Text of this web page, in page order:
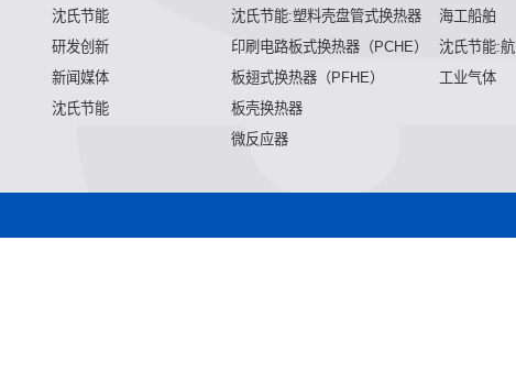
沈氏节能
研发创新
新闻媒体
沈氏节能
沈氏节能:塑料壳盘管式换热器
印刷电路板式换热器（PCHE）
板翅式换热器（PFHE）
板壳换热器
微反应器
海工船舶
沈氏节能:
工业气体